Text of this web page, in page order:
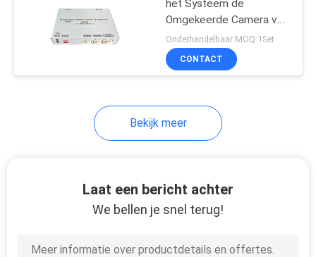
VIDEOS
FABRIEKSREIS
CONTACTEER
ONS
Android-
Navigatiedoos
56
het Systeem de
Omgekeerde Camera van
Navigatieandriod voor
Audi
Onderhandelbaar MOQ:1Set
CONTACT
Bekijk meer
Laat een bericht achter
We bellen je snel terug!